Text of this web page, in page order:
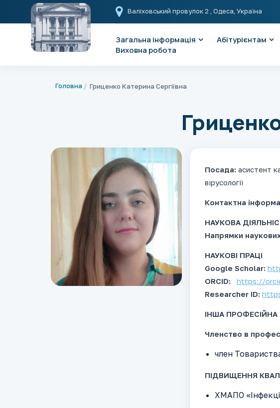
Валіховський провулок 2 , Одеса, Україна
Загальна інформація Абітурієнтам
Виховна робота
Головна Гриценко Катерина Сергіївна
Посада: асистент
вірусології
Контактна
НАУКОВА
Напрямки
НАУКОВІ ПРАЦІ
Google Scholar:
ORCID: https://
Researcher ID:
ІНША ПРОФЕСІЙНА
Членство в
член
ПІДВИЩЕННЯ
ХМАПО